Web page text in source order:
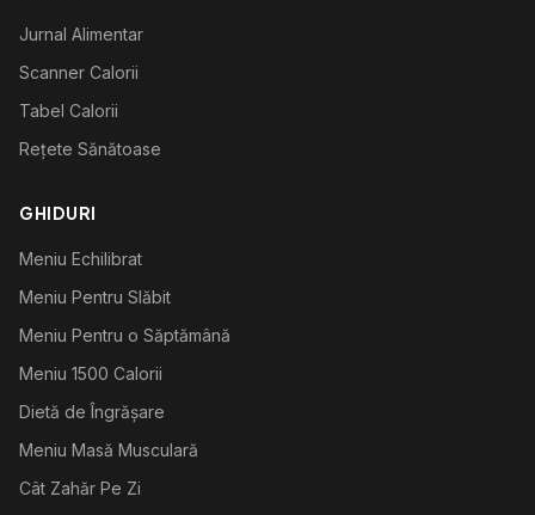
Jurnal Alimentar
Scanner Calorii
Tabel Calorii
Rețete Sănătoase
GHIDURI
Meniu Echilibrat
Meniu Pentru Slăbit
Meniu Pentru o Săptămână
Meniu 1500 Calorii
Dietă de Îngrășare
Meniu Masă Musculară
Cât Zahăr Pe Zi